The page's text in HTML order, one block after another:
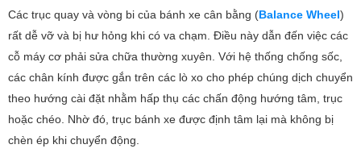
Các trục quay và vòng bi của bánh xe cân bằng (Balance Wheel)
rất dễ vỡ và bị hư hỏng khi có va chạm. Điều này dẫn đến việc các
cỗ máy cơ phải sửa chữa thường xuyên. Với hệ thống chống sốc,
các chân kính được gắn trên các lò xo cho phép chúng dịch chuyển
theo hướng cài đặt nhằm hấp thụ các chấn động hướng tâm, trục
hoặc chéo. Nhờ đó, trục bánh xe được định tâm lại mà không bị
chèn ép khi chuyển động.